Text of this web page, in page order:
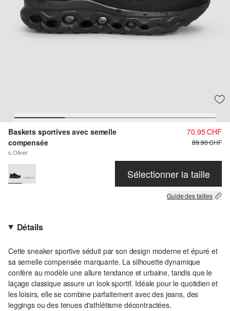
Baskets sportives avec semelle
compensée
s.Oliver
70.95 CHF
89.90 CHF
Sélectionner la taille
Guide des tailles
Détails
Cette sneaker sportive séduit par son design moderne et épuré et
sa semelle compensée marquante. La silhouette dynamique
confère au modèle une allure tendance et urbaine, tandis que le
laçage classique assure un look sportif. Idéale pour le quotidien et
les loisirs, elle se combine parfaitement avec des jeans, des
leggings ou des tenues d'athlétisme décontractées.